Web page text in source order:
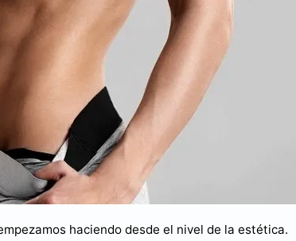
haciendo desde el nivel de la estética.